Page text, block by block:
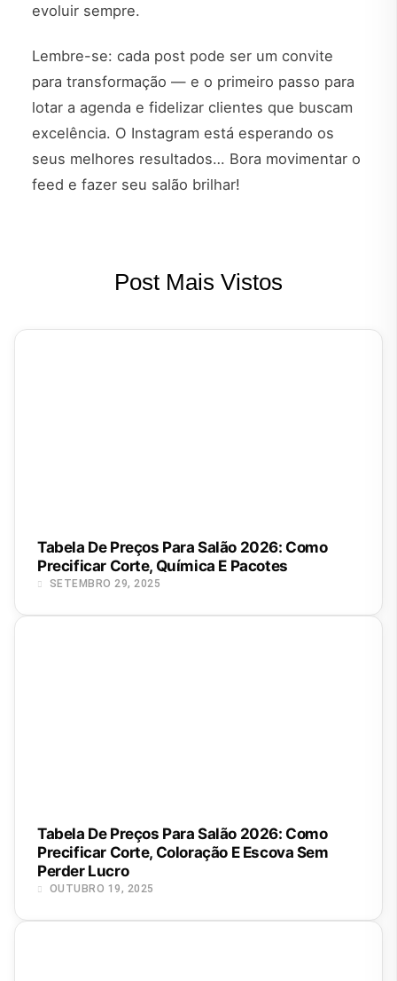
evoluir sempre.
Lembre-se: cada post pode ser um convite
para transformação — e o primeiro passo para
lotar a agenda e fidelizar clientes que buscam
excelência. O Instagram está esperando os
seus melhores resultados… Bora movimentar o
feed e fazer seu salão brilhar!
Post Mais Vistos
Tabela De Preços Para Salão 2026: Como
Precificar Corte, Química E Pacotes
SETEMBRO 29, 2025
Tabela De Preços Para Salão 2026: Como
Precificar Corte, Coloração E Escova Sem
Perder Lucro
OUTUBRO 19, 2025